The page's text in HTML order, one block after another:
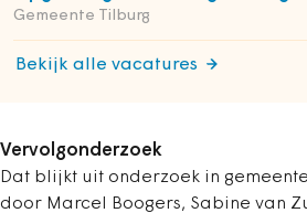
Gemeente Tilburg
Bekijk alle vacatures
Vervolgonderzoek
Dat blijkt uit onderzoek in
door Marcel Boogers, Sabine van